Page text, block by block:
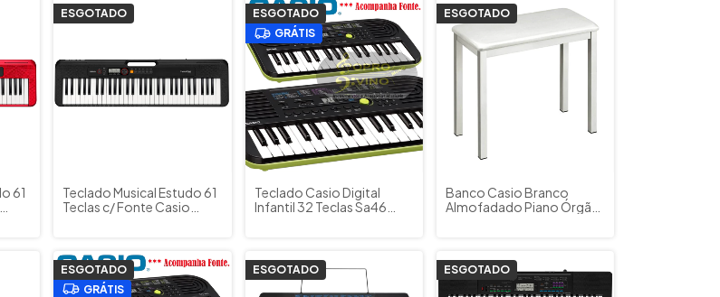
61
ESGOTADO
Teclado Musical Estudo 61
Teclas c/ Fonte Casio
ESGOTADO
GRÁTIS
Teclado Casio Digital
Infantil 32 Teclas Sa46
ESGOTADO
Banco Casio Branco
Almofadado Piano Órgão
ESGOTADO
GRÁTIS
ESGOTADO ESGOTADO